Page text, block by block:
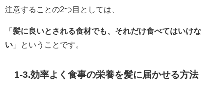
注意することの2つ目としては、
「 髪に良いとされる食材でも、それだけ食べてはいけな
い 」ということです。
1-3.効率よく食事の栄養を髪に届かせる方法